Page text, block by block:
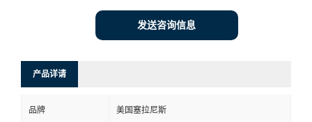
发送咨询信息
产品详请
品牌 美国塞拉尼斯